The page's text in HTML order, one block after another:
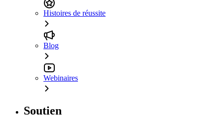
Histoires de réussite
Blog
Webinaires
Soutien